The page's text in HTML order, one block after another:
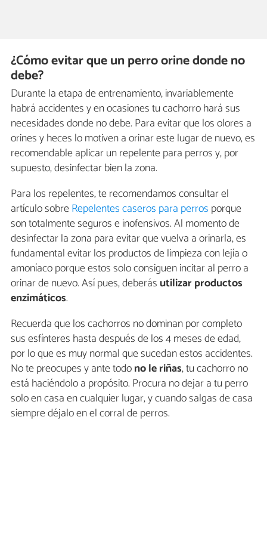
¿Cómo evitar que un perro orine donde no
debe?
Durante la etapa de entrenamiento, invariablemente
habrá accidentes y en ocasiones tu cachorro hará sus
necesidades donde no debe. Para evitar que los olores a
orines y heces lo motiven a orinar este lugar de nuevo, es
recomendable aplicar un repelente para perros y, por
supuesto, desinfectar bien la zona.
Para los repelentes, te recomendamos consultar el
artículo sobreRepelentes caseros para perros porque
son totalmente seguros e inofensivos. Al momento de
desinfectar la zona para evitar que vuelva a orinarla, es
fundamental evitar los productos de limpieza con lejía o
amoníaco porque estos solo consiguen incitar al perro a
orinar de nuevo. Así pues, deberás utilizar productos
enzimáticos.
Recuerda que los cachorros no dominan por completo
sus esfínteres hasta después de los 4 meses de edad,
por lo que es muy normal que sucedan estos accidentes.
No te preocupes y ante todono le riñas, tu cachorro no
está haciéndolo a propósito. Procura no dejar a tu perro
solo en casa en cualquier lugar, y cuando salgas de casa
siempre déjalo en el corral de perros.